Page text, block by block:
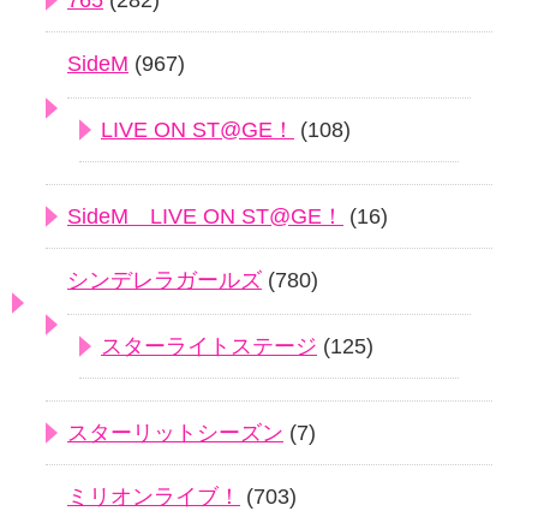
SideM (967)
LIVE ON ST@GE！ (108)
SideM LIVE ON ST@GE！ (16)
シンデレラガールズ (780)
スターライトステージ (125)
スターリットシーズン (7)
ミリオンライブ！ (703)